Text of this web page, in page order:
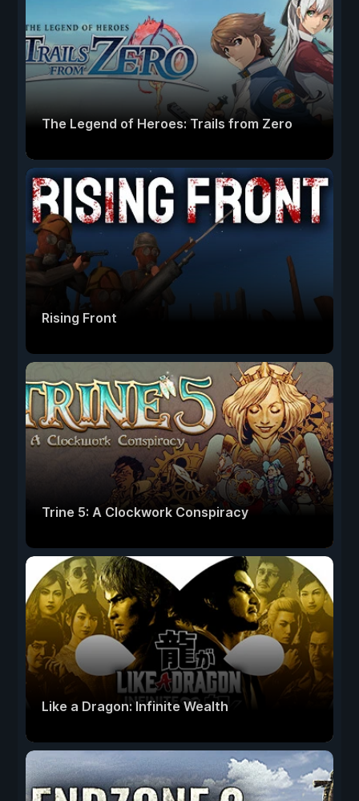
The Legend of Heroes: Trails from Zero
Rising Front
Trine 5: A Clockwork Conspiracy
Like a Dragon: Infinite Wealth